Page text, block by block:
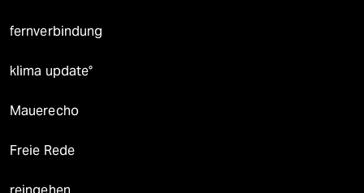
fernverbindung
klima update°
Mauerecho
Freie Rede